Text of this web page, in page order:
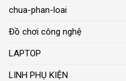
chua-phan-loai
Đồ chơi công nghệ
LAPTOP
LINH PHỤ KIỆN